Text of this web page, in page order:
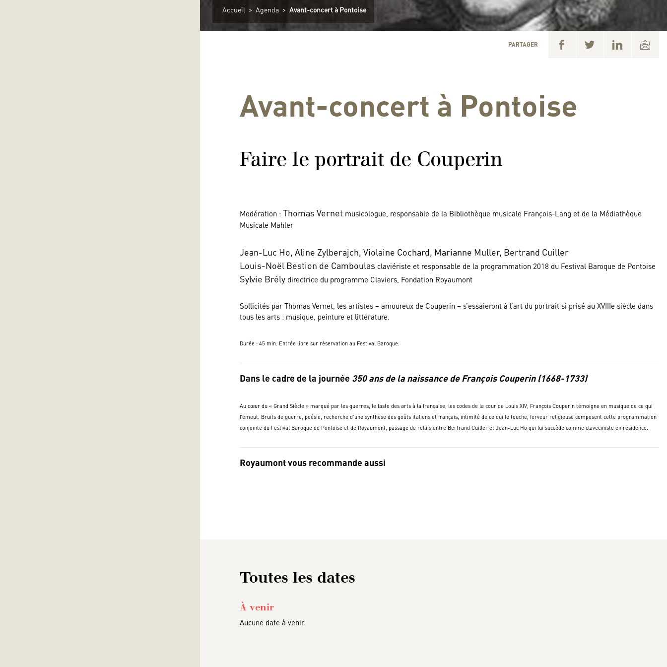
Accueil > Agenda > Avant-concert à Pontoise
PARTAGER
Avant-concert à Pontoise
Faire le portrait de Couperin
Modération :Thomas Vernet musicologue, responsable de la Bibliothèque musicale François-Lang et de la Médiathèque
Musicale Mahler
Jean-Luc Ho, Aline Zylberajch, Violaine Cochard, Marianne Muller, Bertrand Cuiller
Louis-Noël Bestion de Camboulas claviériste et responsable de la programmation 2018 du Festival Baroque de Pontoise
Sylvie Brély directrice du programme Claviers, Fondation Royaumont
Sollicités par Thomas Vernet, les artistes – amoureux de Couperin – s’essaieront à l’art du portrait si prisé au XVIIIe siècle dans
tous les arts : musique, peinture et littérature.
Durée : 45 min. Entrée libre sur réservation au Festival Baroque.
Dans le cadre de la journée 350 ans de la naissance de François Couperin (1668-1733)
Au cœur du « Grand Siècle » marqué par les guerres, le faste des arts à la française, les codes de la cour de Louis XIV, François Couperin témoigne en musique de ce qui
l’émeut. Bruits de guerre, poésie, recherche d’une synthèse des goûts italiens et français, intimité de ce qui le touche, ferveur religieuse composent cette programmation
conjointe du Festival Baroque de Pontoise et de Royaumont, passage de relais entre Bertrand Cuiller et Jean-Luc Ho qui lui succède comme claveciniste en résidence.
Royaumont vous recommande aussi
Toutes les dates
À venir
Aucune date à venir.